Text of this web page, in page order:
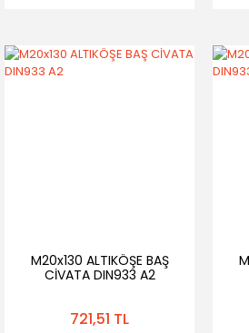
M20x130 ALTIKÖŞE BAŞ
CİVATA DIN933 A2
721,51 TL